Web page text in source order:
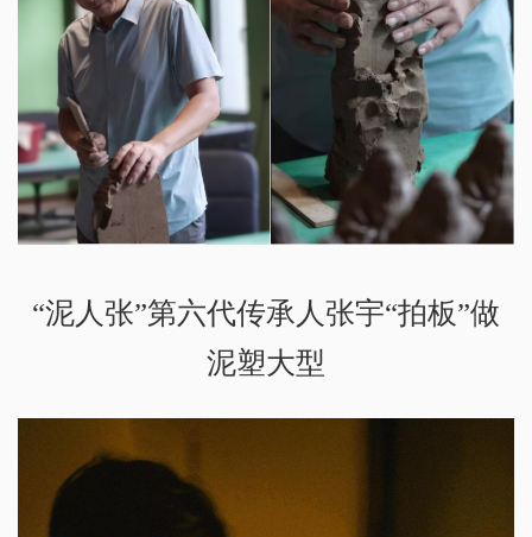
“泥人张”第六代传承人张宇“拍板”做
泥塑大型